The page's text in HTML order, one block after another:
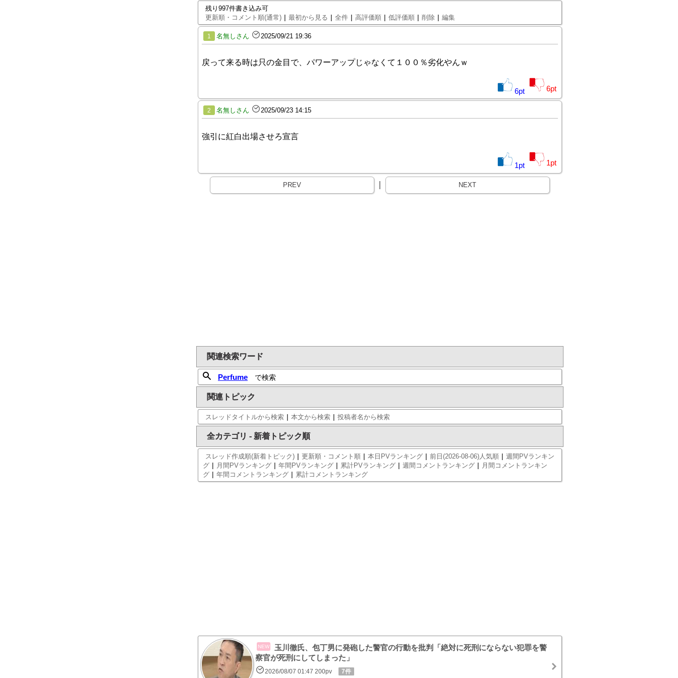
残り997件書き込み可
更新順・コメント順(通常) | 最初から見る | 全件 | 高評価順 | 低評価順 | 削除 | 編集
1 名無しさん 2025/09/21 19:36
戻って来る時は只の金目で、パワーアップじゃなくて１００％劣化やんｗ
6pt 6pt
2 名無しさん 2025/09/23 14:15
強引に紅白出場させろ宣言
1pt 1pt
PREV NEXT
関連検索ワード
Perfume で検索
関連トピック
スレッドタイトルから検索 | 本文から検索 | 投稿者名から検索
全カテゴリ - 新着トピック順
スレッド作成順(新着トピック) | 更新順・コメント順 | 本日PVランキング | 前日(2026-08-06)人気順 | 週間PVランキン
グ | 月間PVランキング | 年間PVランキング | 累計PVランキング | 週間コメントランキング | 月間コメントランキン
グ | 年間コメントランキング | 累計コメントランキング
NEW
玉川徹氏、包丁男に発砲した警官の行動を批判「絶対に死刑にならない犯罪を警
察官が死刑にしてしまった」
2026/08/07 01:47 200pv 7件